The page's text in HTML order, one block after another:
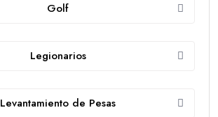
Golf
Legionarios
Levantamiento de Pesas